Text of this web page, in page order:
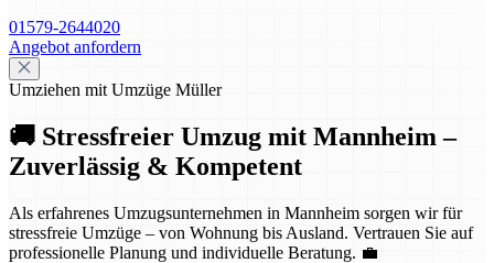
01579-2644020
Angebot anfordern
Umziehen mit Umzüge Müller
🚚 Stressfreier Umzug mit Mannheim –
Zuverlässig & Kompetent
Als erfahrenes Umzugsunternehmen in Mannheim sorgen wir für
stressfreie Umzüge – von Wohnung bis Ausland. Vertrauen Sie auf
professionelle Planung und individuelle Beratung. 💼